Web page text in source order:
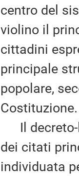
centro del
violino il
cittadini
principale
popolare,
Costituzione.
Il decreto-
dei citati
individuata